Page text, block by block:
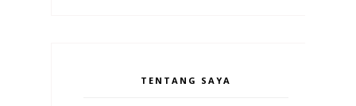
TENTANG SAYA